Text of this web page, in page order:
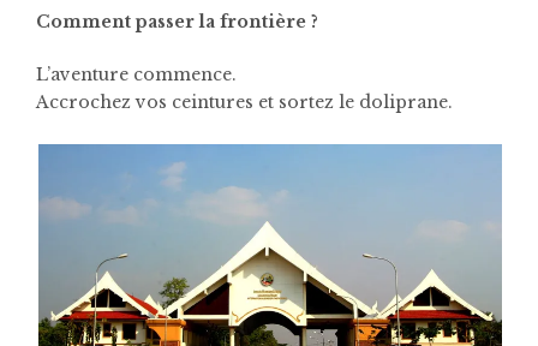
Comment passer la frontière ?
L’aventure commence.
Accrochez vos ceintures et sortez le doliprane.